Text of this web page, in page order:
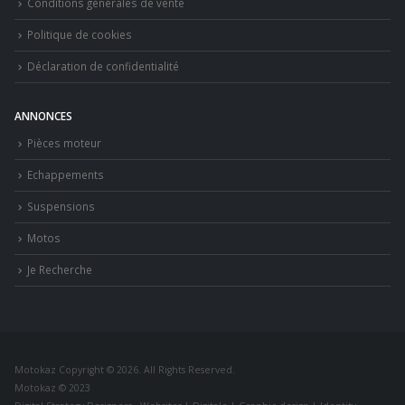
Politique de cookies
Déclaration de confidentialité
ANNONCES
Pièces moteur
Echappements
Suspensions
Motos
Je Recherche
Motokaz Copyright © 2026. All Rights Reserved.
Motokaz © 2023